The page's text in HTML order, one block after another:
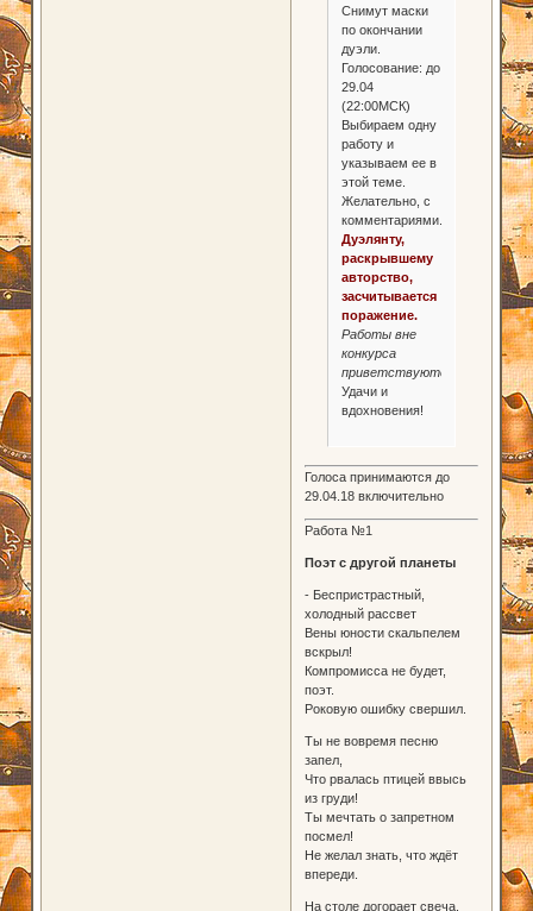
Снимут маски
по окончании
дуэли.
Голосование: до
29.04
(22:00МСК)
Выбираем одну
работу и
указываем ее в
этой теме.
Желательно, с
комментариями.
Дуэлянту,
раскрывшему
авторство,
засчитывается
поражение.
Работы вне
конкурса
приветствуются.
Удачи и
вдохновения!
Голоса принимаются до
29.04.18 включительно
Работа №1
Поэт с другой планеты
- Беспристрастный,
холодный рассвет
Вены юности скальпелем
вскрыл!
Компромисса не будет,
поэт.
Роковую ошибку свершил.
Ты не вовремя песню
запел,
Что рвалась птицей ввысь
из груди!
Ты мечтать о запретном
посмел!
Не желал знать, что ждёт
впереди.
На столе догорает свеча.